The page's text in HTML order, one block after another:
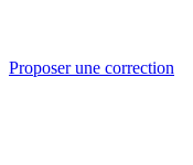
Proposer une correction